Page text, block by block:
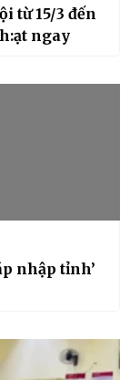
từ 15/3 đến
ngay
nhập tỉnh’